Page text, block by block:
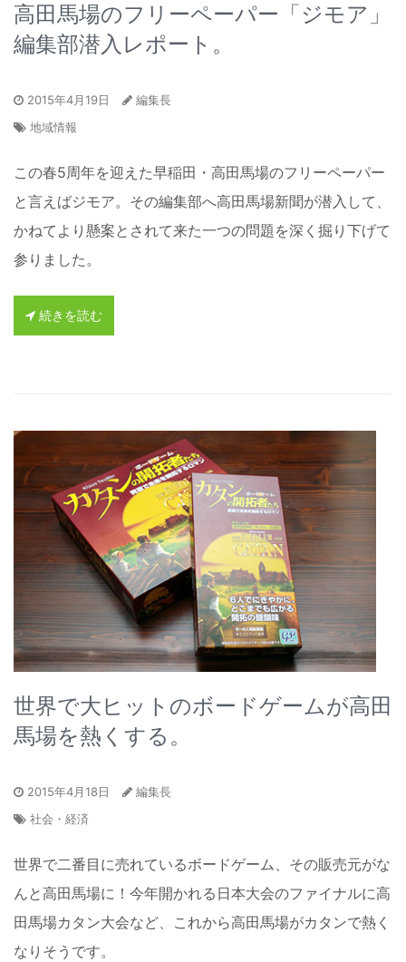
高田馬場のフリーペーパー「ジモア」
編集部潜入レポート。
2015年4月19日
編集長
地域情報
この春5周年を迎えた早稲田・高田馬場のフリーペーパー
と言えばジモア。その編集部へ高田馬場新聞が潜入して、
かねてより懸案とされて来た一つの問題を深く掘り下げて
参りました。
続きを読む
世界で大ヒットのボードゲームが高田
馬場を熱くする。
2015年4月18日
編集長
社会・経済
世界で二番目に売れているボードゲーム、その販売元がな
んと高田馬場に！今年開かれる日本大会のファイナルに高
田馬場カタン大会など、これから高田馬場がカタンで熱く
なりそうです。